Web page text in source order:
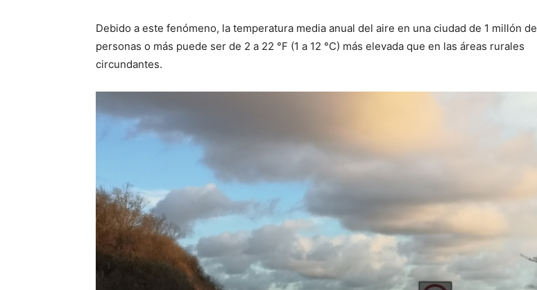
Debido a este fenómeno, la temperatura media anual del aire en una ciudad de 1 millón de
personas o más puede ser de 2 a 22 °F (1 a 12 °C) más elevada que en las áreas rurales
circundantes.